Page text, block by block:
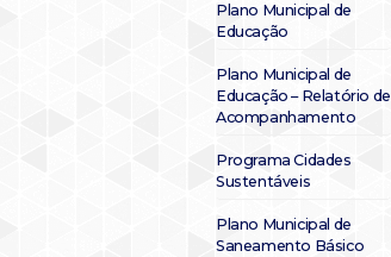
Plano Municipal de
Educação
Plano Municipal de
Educação – Relatório de
Acompanhamento
Programa Cidades
Sustentáveis
Plano Municipal de
Saneamento Básico